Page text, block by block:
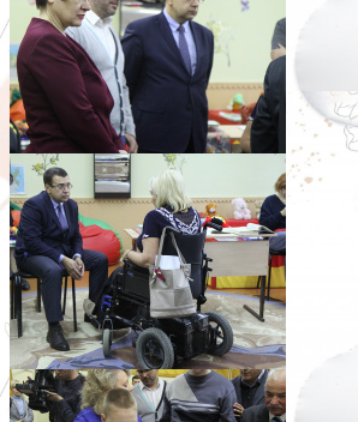
pic0108_08
pic0108_09